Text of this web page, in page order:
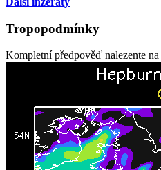
Tropopodmínky
Kompletní předpověď nalezente na